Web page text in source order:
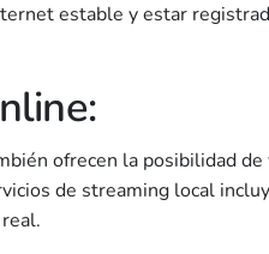
estable y estar
ofrecen la posibilidad de
de streaming local